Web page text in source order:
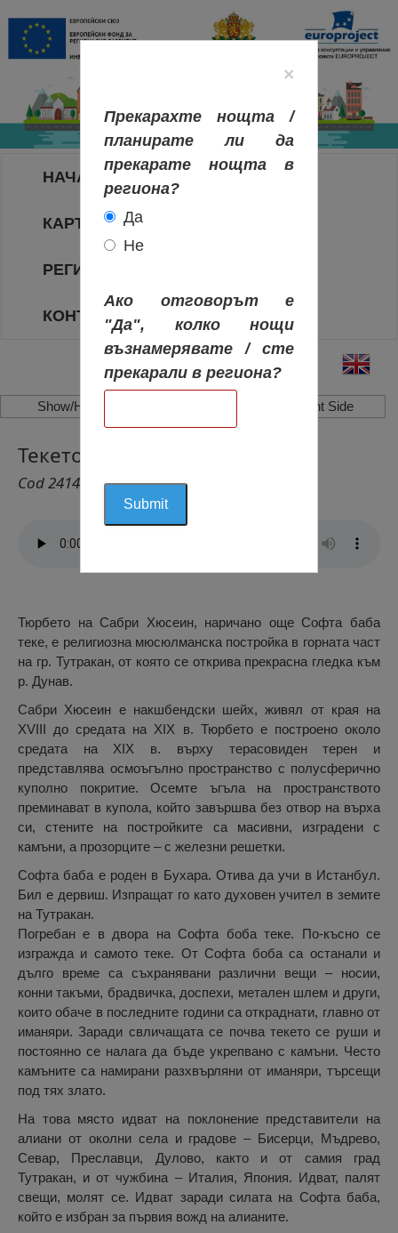
НАЧАЛО
КАРТА НА РЕГИОНИТЕ
РЕГИОНИ
КОНТАКТИ
Show/Hide Left Side Show/Hide Right Side
Текето в Тутракан
Cod 2414
Тюрбето на Сабри Хюсеин, наричано още Софта баба
теке, е религиозна мюсюлманска постройка в горната част
на гр. Тутракан, от която се открива прекрасна гледка към
р. Дунав.
Сабри Хюсеин е накшбендски шейх, живял от края на
ХVІІІ до средата на ХІХ в. Тюрбето е построено около
средата на ХІХ в. върху терасовиден терен и
представлява осмоъгълно пространство с полусферично
куполно покритие. Осемте ъгъла на пространството
преминават в купола, който завършва без отвор на върха
си, стените на постройките са масивни, изградени с
камъни, а прозорците – с железни решетки.
Софта баба е роден в Бухара. Отива да учи в Истанбул.
Бил е дервиш. Изпращат го като духовен учител в земите
на Тутракан.
Погребан е в двора на Софта боба теке. По-късно се
изгражда и самото теке. От Софта боба са останали и
дълго време са съхранявани различни вещи – носии,
конни такъми, брадвичка, доспехи, метален шлем и други,
които обаче в последните години са откраднати, главно от
иманяри. Заради свличащата се почва текето се руши и
постоянно се налага да бъде укрепвано с камъни. Често
камъните са намирани разхвърляни от иманяри, търсещи
под тях злато.
На това място идват на поклонение представители на
алиани от околни села и градове – Бисерци, Мъдрево,
Севар, Преславци, Дулово, както и от самия град
Тутракан, и от чужбина – Италия, Япония. Идват, палят
свещи, молят се. Идват заради силата на Софта баба,
който е избран за първия вожд на алианите.
×
Прекарахте нощта /
планирате ли да
прекарате нощта в
региона?
Да
Не
Ако отговорът е
"Да", колко нощи
възнамерявате / сте
прекарали в региона?